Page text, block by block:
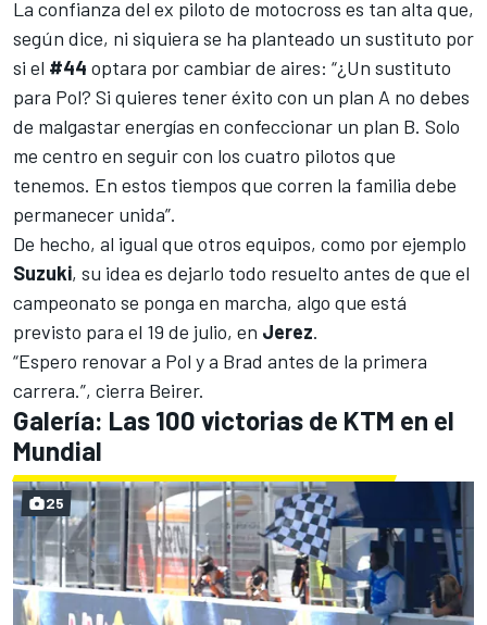
La confianza del ex piloto de motocross es tan alta que,
según dice, ni siquiera se ha planteado un sustituto por
si el #44 optara por cambiar de aires: “¿Un sustituto
para Pol? Si quieres tener éxito con un plan A no debes
de malgastar energías en confeccionar un plan B. Solo
me centro en seguir con los cuatro pilotos que
tenemos. En estos tiempos que corren la familia debe
permanecer unida”.
De hecho, al igual que otros equipos, como por ejemplo
Suzuki, su idea es dejarlo todo resuelto antes de que el
campeonato se ponga en marcha, algo que está
previsto para el 19 de julio, en Jerez.
“Espero renovar a Pol y a Brad antes de la primera
carrera.”, cierra Beirer.
Galería: Las 100 victorias de KTM en el
Mundial
25